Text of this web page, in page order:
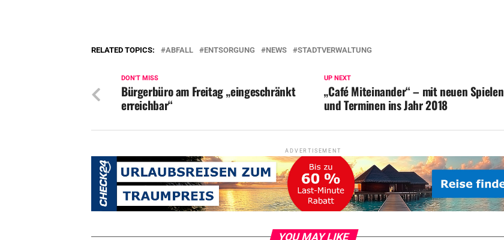
RELATED TOPICS: ABFALL ENTSORGUNG NEWS STADTVERWALTUNG
UP NEXT
„Café Miteinander“ – mit neuen Spielen
und Terminen ins Jahr 2018
DON'T MISS
Bürgerbüro am Freitag „eingeschränkt
erreichbar“
ADVERTISEMENT
YOU MAY LIKE